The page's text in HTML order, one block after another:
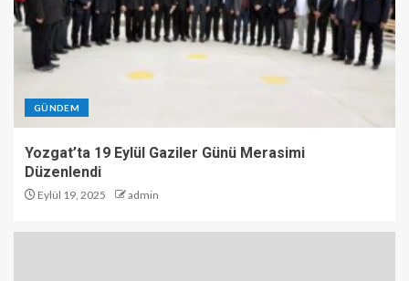
GÜNDEM
Yozgat’ta 19 Eylül Gaziler Günü Merasimi
Düzenlendi
Eylül 19, 2025 admin